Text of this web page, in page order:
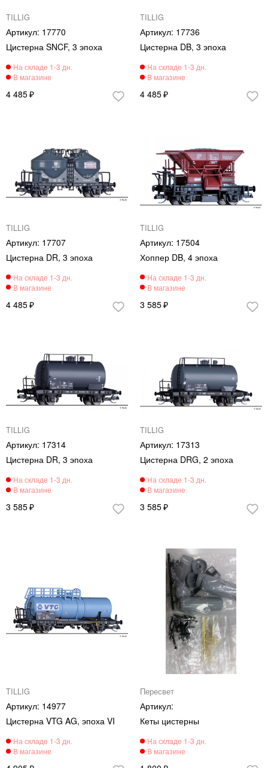
TILLIG
17770
Цистерна SNCF, 3 эпоха
4 485
TILLIG
17736
Цистерна DB, 3 эпоха
4 485
TILLIG
17707
Цистерна DR, 3 эпоха
4 485
TILLIG
17504
Хоппер DB, 4 эпоха
3 585
TILLIG
17314
Цистерна DR, 3 эпоха
3 585
TILLIG
17313
Цистерна DRG, 2 эпоха
3 585
TILLIG
14977
Цистерна VTG AG, эпоха VI
Пересвет
Кеты цистерны